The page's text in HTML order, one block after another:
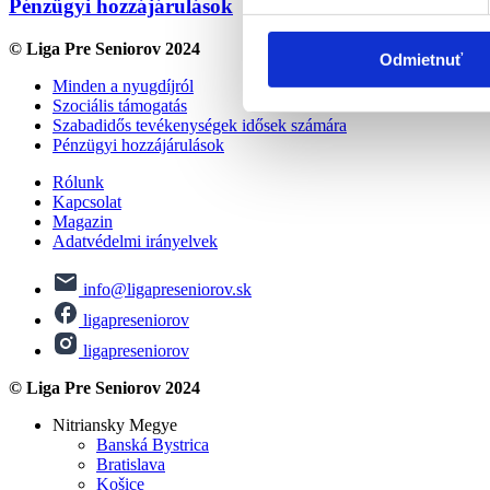
Odmietnuť
Pénzügyi hozzájárulások
© Liga Pre Seniorov 2024
Minden a nyugdíjról
Szociális támogatás
Szabadidős tevékenységek idősek számára
Pénzügyi hozzájárulások
Rólunk
Kapcsolat
Magazin
Adatvédelmi irányelvek
info@ligapreseniorov.sk
ligapreseniorov
ligapreseniorov
© Liga Pre Seniorov 2024
Nitriansky Megye
Banská Bystrica
Bratislava
Košice